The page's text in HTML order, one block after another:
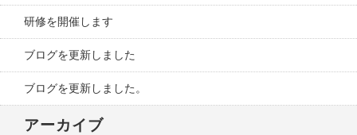
研修を開催します
ブログを更新しました
ブログを更新しました。
アーカイブ